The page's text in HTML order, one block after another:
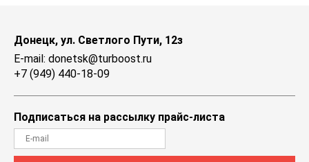
Донецк, ул. Светлого Пути, 12з
E-mail: donetsk@turboost.ru
+7 (949) 440-18-09
Подписаться на рассылку прайс-листа